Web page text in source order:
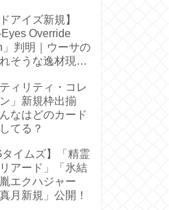
アイズ新規】
Eyes Override
」判明｜ウーサの
そうな逸材現
ティリティ・コレ
」新規枠出揃
なはどのカード
てる？
タイムズ】「精霊
アード」「氷結
エクハジャー
月新規」公開！